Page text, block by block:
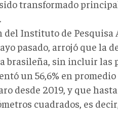
transformado
Instituto de Pesquisa
pasado, arrojó que la
brasileña, sin incluir las
un 56,6% en
desde 2019, y que
cuadrados, es